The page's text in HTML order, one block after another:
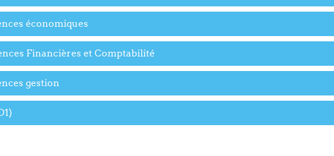
économiques
Financières et Comptabilité
gestion